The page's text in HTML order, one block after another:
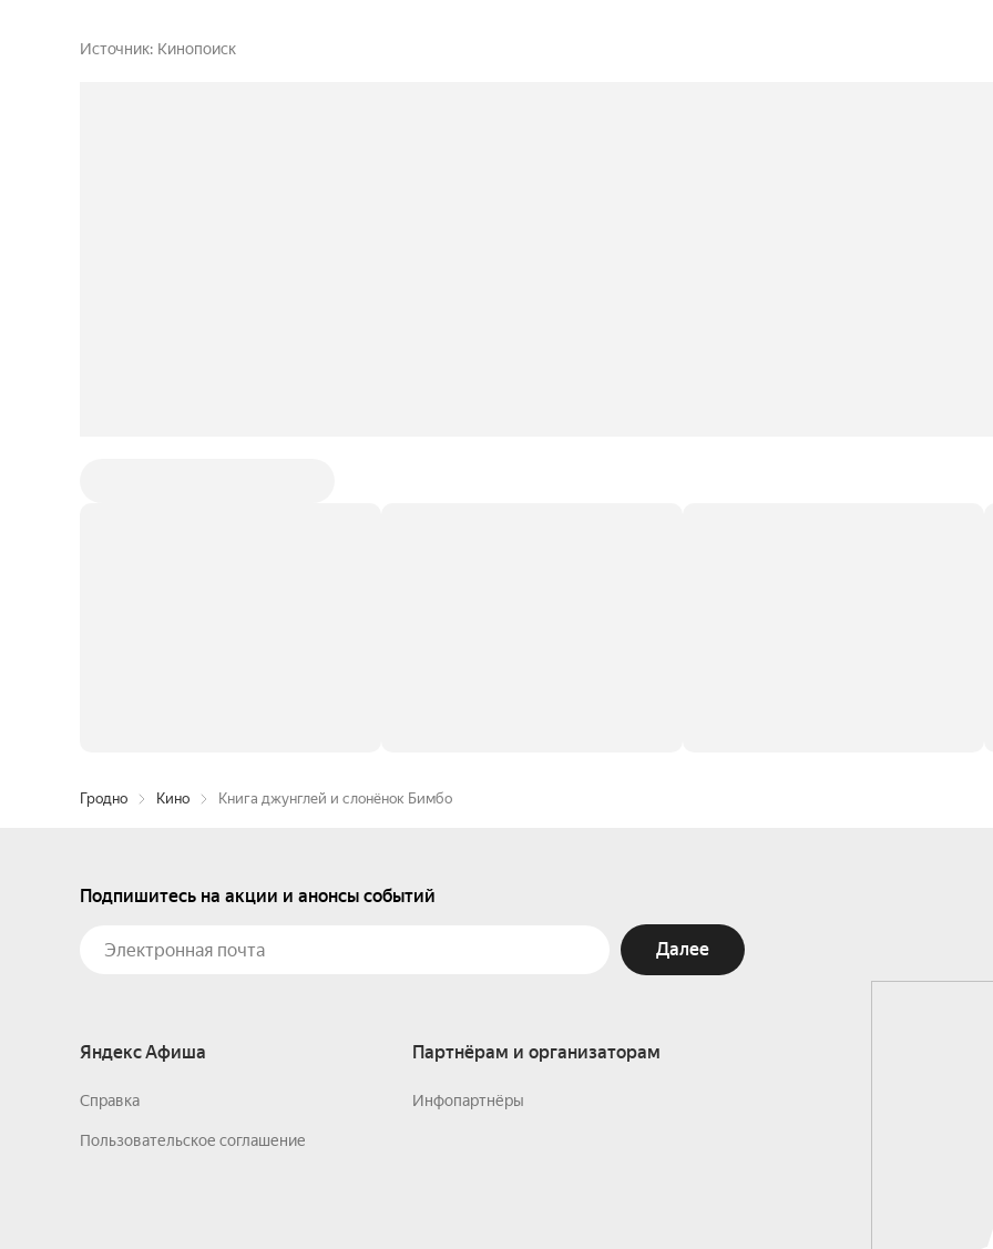
Источник Кинопоиск
Гродно Кино Книга джунглей и слонёнок Бимбо
Подпишитесь на акции и анонсы событий
Далее
Яндекс Афиша
Справка
Пользовательское соглашение
Партнёрам и организаторам
Инфопартнёры